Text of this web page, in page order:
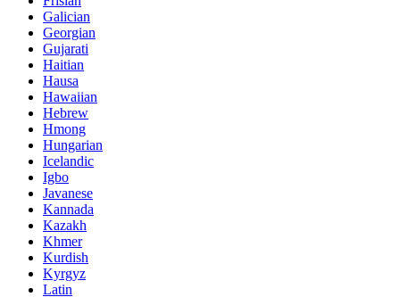
Galician
Georgian
Gujarati
Haitian
Hausa
Hawaiian
Hebrew
Hmong
Hungarian
Icelandic
Igbo
Javanese
Kannada
Kazakh
Khmer
Kurdish
Kyrgyz
Latin